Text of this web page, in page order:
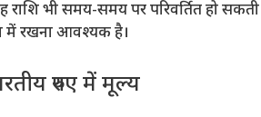
भी समय-समय पर परिवर्तित हो सकती
में रखना आवश्यक है।
रुपए में मूल्य